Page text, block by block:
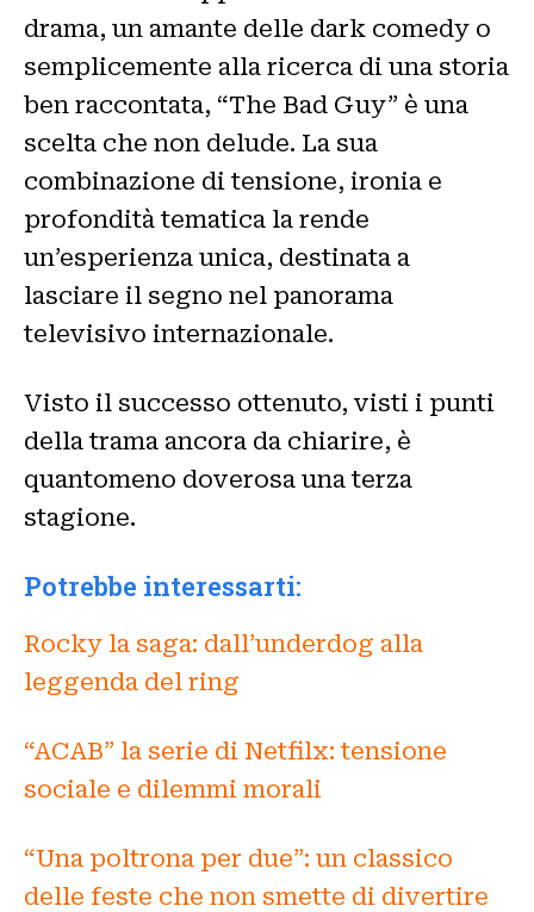
drama, un amante delle dark comedy o
semplicemente alla ricerca di una storia
ben raccontata, “The Bad Guy” è una
scelta che non delude. La sua
combinazione di tensione, ironia e
profondità tematica la rende
un’esperienza unica, destinata a
lasciare il segno nel panorama
televisivo internazionale.
Visto il successo ottenuto, visti i punti
della trama ancora da chiarire, è
quantomeno doverosa una terza
stagione.
Potrebbe interessarti:
Rocky la saga: dall’underdog alla
leggenda del ring
“ACAB” la serie di Netfilx: tensione
sociale e dilemmi morali
“Una poltrona per due”: un classico
delle feste che non smette di divertire